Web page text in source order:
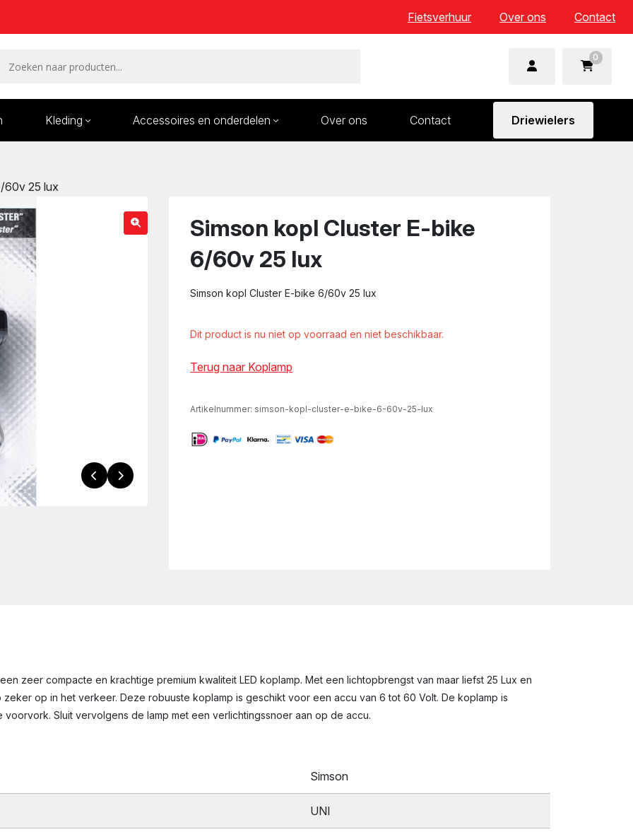
Fietsverhuur Over ons Contact
0
Kleding Accessoires en onderdelen Over ons Contact Driewielers
60v 25 lux
Simson kopl Cluster E-bike
6/60v 25 lux
Simson kopl Cluster E-bike 6/60v 25 lux
Dit product is nu niet op voorraad en niet beschikbaar.
Terug naar Koplamp
Artikelnummer: simson-kopl-cluster-e-bike-6-60v-25-lux
zeer compacte en krachtige premium kwaliteit LED koplamp. Met een lichtopbrengst van maar liefst 25 Lux en
op in het verkeer. Deze robuuste koplamp is geschikt voor een accu van 6 tot 60 Volt. De koplamp is
Sluit vervolgens de lamp met een verlichtingssnoer aan op de accu.
Simson
UNI